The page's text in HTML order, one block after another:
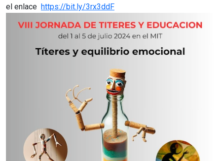
el enlace https://bit.ly/3rx3ddF